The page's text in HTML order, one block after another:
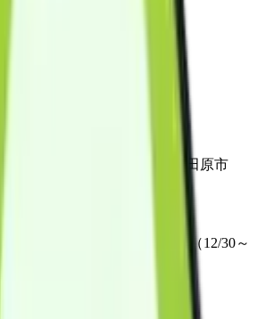
町11-6
さくら市・那須塩原市・大田原市
盆（8/14,8/15） 年末年始（12/30～